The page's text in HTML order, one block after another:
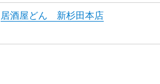
居酒屋どん 新杉田本店